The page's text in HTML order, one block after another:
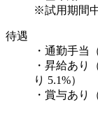
※試用期間
待遇
・通勤手当
・昇給あり
り 5.1%）
・賞与あり